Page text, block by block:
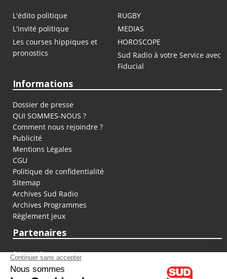
L'édito politique
RUGBY
L'invité politique
MEDIAS
Les courses hippiques et
pronostics
HOROSCOPE
Sud Radio à votre Service avec
Fiducial
Informations
Dossier de presse
QUI SOMMES-NOUS ?
Comment nous rejoindre ?
Publicité
Mentions Légales
CGU
Politique de confidentialité
Sitemap
Archives Sud Radio
Archives Programmes
Règlement jeux
Partenaires
fiducial.fr
lyoncapitale.fr